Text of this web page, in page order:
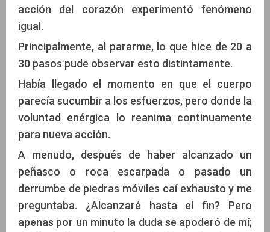
acción del corazón experimentó fenómeno
igual.
Principalmente, al pararme, lo que hice de 20 a
30 pasos pude observar esto distintamente.
Había llegado el momento en que el cuerpo
parecía sucumbir a los esfuerzos, pero donde la
voluntad enérgica lo reanima continuamente
para nueva acción.
A menudo, después de haber alcanzado un
peñasco o roca escarpada o pasado un
derrumbe de piedras móviles caí exhausto y me
preguntaba. ¿Alcanzaré hasta el fin? Pero
apenas por un minuto la duda se apoderó de mí;